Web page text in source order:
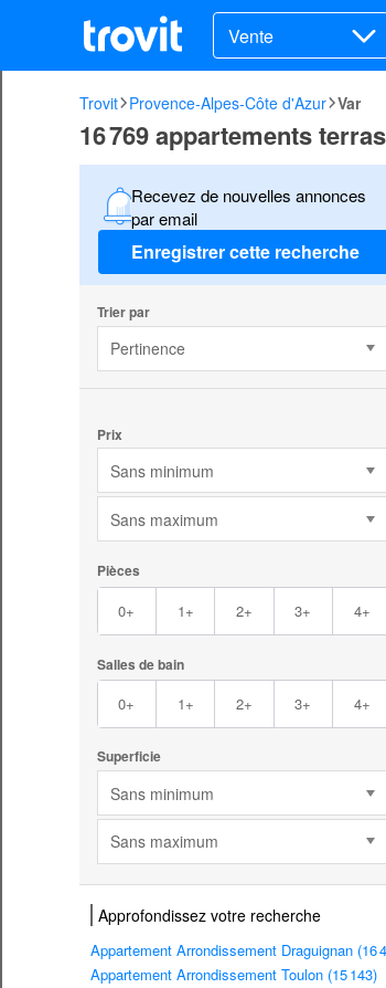
Vente
Trovit Provence-Alpes-Côte d'Azur Var
16 769 appartements
Recevez de nouvelles annonces
par email
Enregistrer cette recherche
Trier par
Pertinence
Prix
Sans minimum
Sans maximum
Pièces
0+ 1+ 2+ 3+ 4+
Salles de bain
0+ 1+ 2+ 3+ 4+
Superficie
Sans minimum
Sans maximum
Approfondissez votre recherche
Appartement Arrondissement Draguignan (16
Appartement Arrondissement Toulon (15 143)